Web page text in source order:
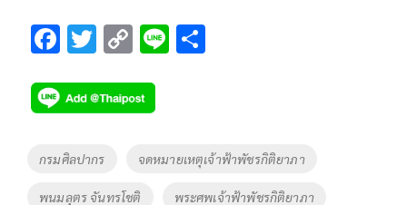
F
e
b
o
o
T
tt
er
C
p
y
Li
n
Li
Tags
กรมศิลปากร จดหมายเหตุเจ้าฟ้าพัชรกิติยาภา
พนมลุตร จันทรโชติ พระศพเจ้าฟ้าพัชรกิติยาภา